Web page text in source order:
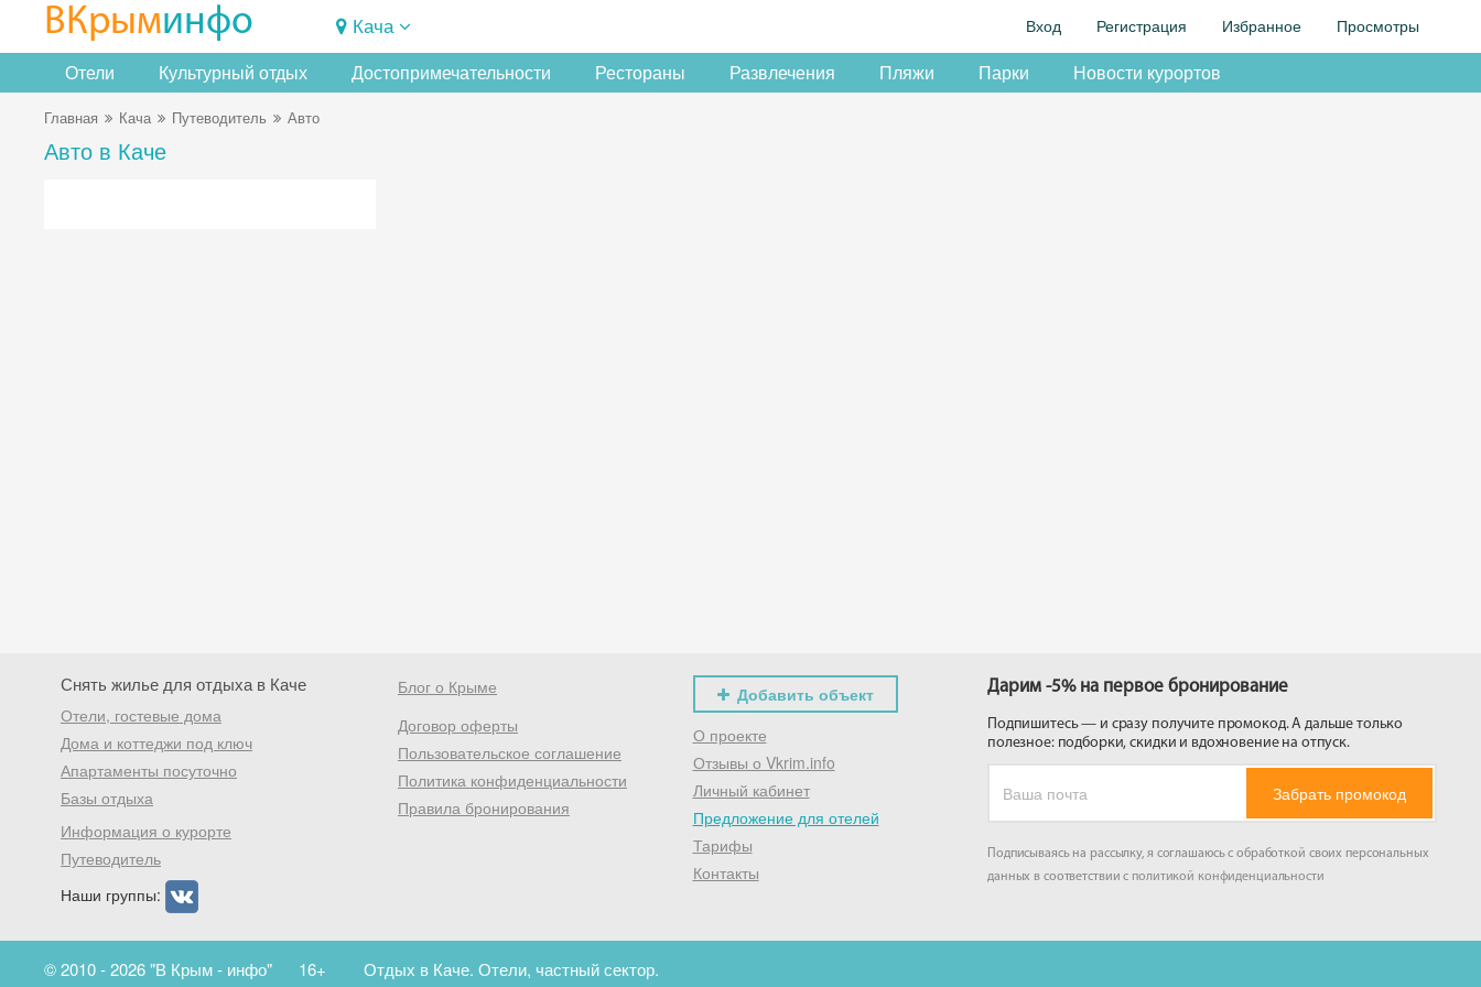
ВКрыминфо Кача Вход Регистрация Избранное Просмотры
Отели Культурный отдых Достопримечательности Рестораны Развлечения Пляжи Парки Новости курортов
Главная Кача Путеводитель Авто
Авто в Каче
Снять жилье для отдыха в Каче
Отели, гостевые дома
Дома и коттеджи под ключ
Апартаменты посуточно
Базы отдыха
Информация о курорте
Путеводитель
Наши группы:
Блог о Крыме
Договор оферты
Пользовательское соглашение
Политика конфиденциальности
Правила бронирования
Добавить объект
О проекте
Отзывы о Vkrim.info
Личный кабинет
Предложение для отелей
Тарифы
Контакты
Дарим -5% на первое бронирование
Подпишитесь — и сразу получите промокод. А дальше только
полезное: подборки, скидки и вдохновение на отпуск.
Забрать промокод
Подписываясь на рассылку, я соглашаюсь с обработкой своих персональных
данных в соответствии с политикой конфиденциальности
© 2010 - 2026 "В Крым - инфо" 16+ Отдых в Каче. Отели, частный сектор.